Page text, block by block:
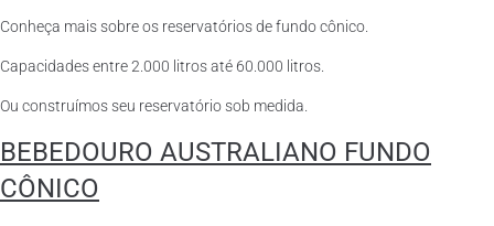
Conheça mais sobre os reservatórios de fundo cônico.
Capacidades entre 2.000 litros até 60.000 litros.
Ou construímos seu reservatório sob medida.
BEBEDOURO AUSTRALIANO FUNDO
CÔNICO